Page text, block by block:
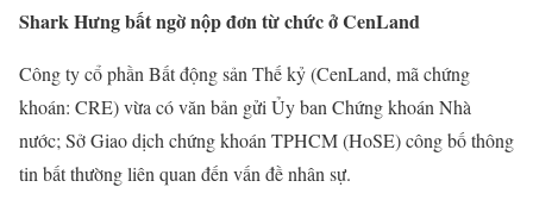
Shark Hưng bất ngờ nộp đơn từ chức ở CenLand
Công ty cổ phần Bất động sản Thế kỷ (CenLand, mã chứng
khoán: CRE) vừa có văn bản gửi Ủy ban Chứng khoán Nhà
nước; Sở Giao dịch chứng khoán TPHCM (HoSE) công bố thông
tin bất thường liên quan đến vấn đề nhân sự.